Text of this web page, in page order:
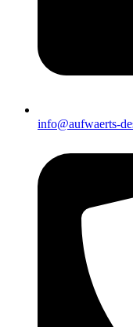
info@aufwaerts-